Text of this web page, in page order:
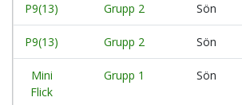
P9(13) Grupp 2 Sön
P9(13) Grupp 2 Sön
Mini
Flick
Grupp 1 Sön